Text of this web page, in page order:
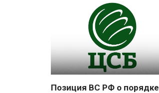
Позиция ВС РФ о порядке